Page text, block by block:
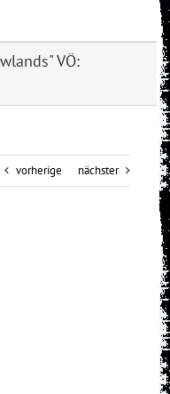
VÖ:
vorherige nächster